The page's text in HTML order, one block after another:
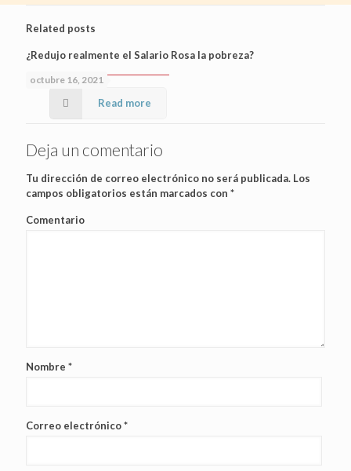
Related posts
octubre 16, 2021
¿Redujo realmente el Salario Rosa la pobreza?
Read more
Deja un comentario
Tu dirección de correo electrónico no será publicada. Los
campos obligatorios están marcados con *
Comentario
Nombre *
Correo electrónico*